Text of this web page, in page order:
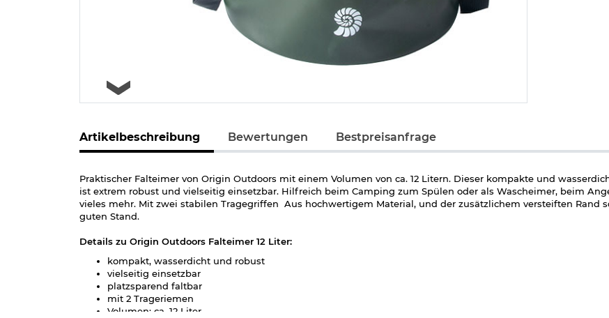
Artikelbeschreibung Bewertungen Bestpreisanfrage
Praktischer Falteimer von Origin Outdoors mit einem Volumen von ca. 12 Litern. Dieser kompakte und
ist extrem robust und vielseitig einsetzbar. Hilfreich beim Camping zum Spülen oder als Wascheimer, beim
vieles mehr. Mit zwei stabilen Tragegriffen Aus hochwertigem Material, und der zusätzlichem versteiften Rand
guten Stand.
Details zu Origin Outdoors Falteimer 12 Liter:
kompakt, wasserdicht und robust
vielseitig einsetzbar
platzsparend faltbar
mit 2 Trageriemen
Volumen: ca. 12 Liter